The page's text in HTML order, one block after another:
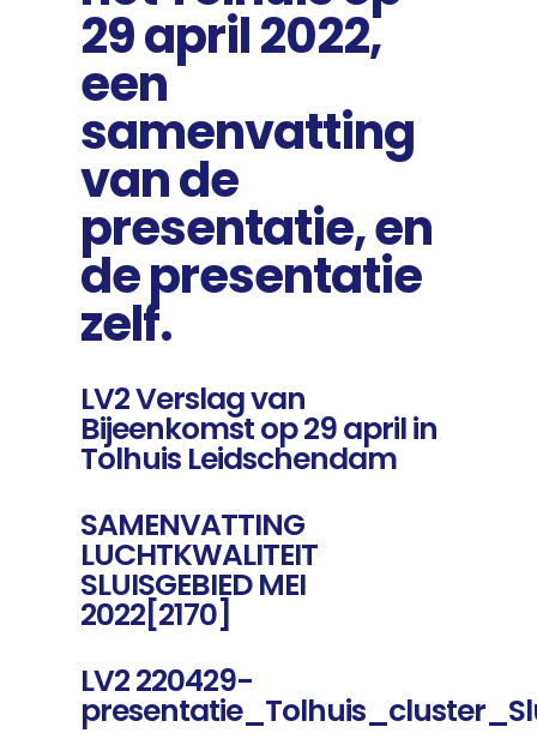
29 april 2022,
een
samenvatting
van de
presentatie, en
de presentatie
zelf.
LV2 Verslag van
Bijeenkomst op 29 april in
Tolhuis Leidschendam
SAMENVATTING
LUCHTKWALITEIT
SLUISGEBIED MEI
2022[2170]
LV2 220429-